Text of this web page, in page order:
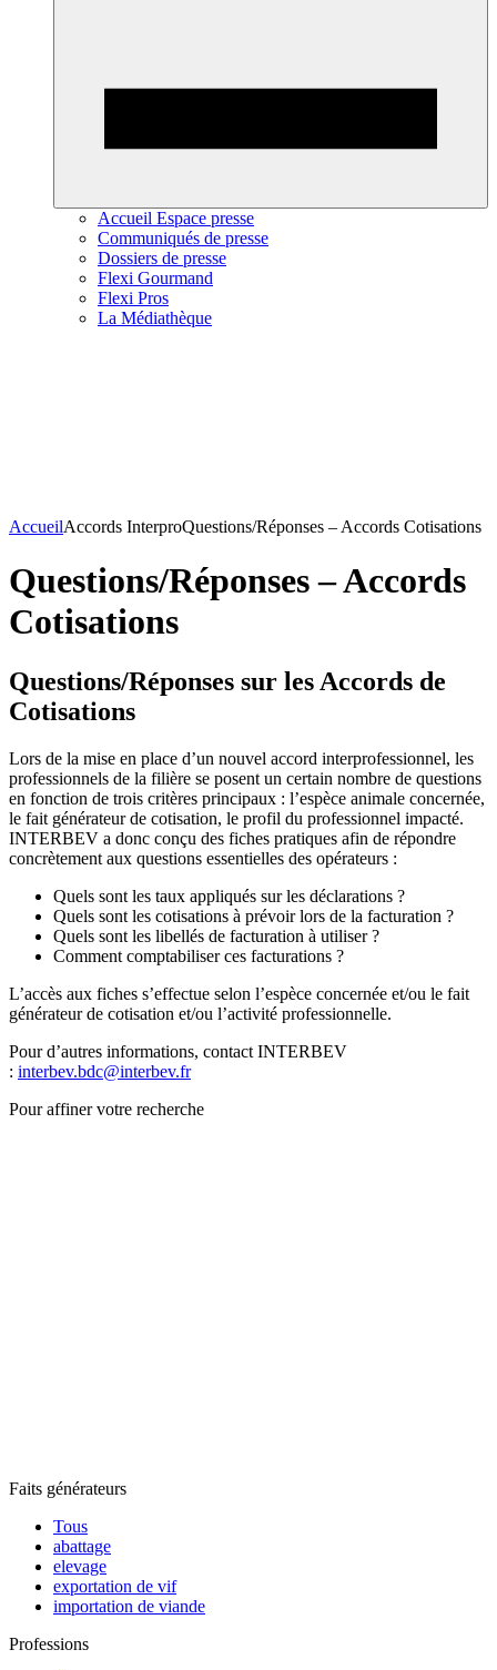
Accueil Espace presse
Communiqués de presse
Dossiers de presse
Flexi Gourmand
Flexi Pros
La Médiathèque
AccueilAccords InterproQuestions/Réponses – Accords Cotisations
Questions/Réponses – Accords
Cotisations
Questions/Réponses sur les Accords de
Cotisations
Lors de la mise en place d’un nouvel accord interprofessionnel, les
professionnels de la filière se posent un certain nombre de questions
en fonction de trois critères principaux : l’espèce animale concernée,
le fait générateur de cotisation, le profil du professionnel impacté.
INTERBEV a donc conçu des fiches pratiques afin de répondre
concrètement aux questions essentielles des opérateurs :
Quels sont les taux appliqués sur les déclarations ?
Quels sont les cotisations à prévoir lors de la facturation ?
Quels sont les libellés de facturation à utiliser ?
Comment comptabiliser ces facturations ?
L’accès aux fiches s’effectue selon l’espèce concernée et/ou le fait
générateur de cotisation et/ou l’activité professionnelle.
Pour d’autres informations, contact INTERBEV
: interbev.bdc@interbev.fr
Pour affiner votre recherche
Faits générateurs
Tous
abattage
elevage
exportation de vif
importation de viande
Professions